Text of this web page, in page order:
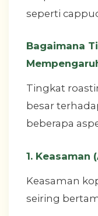
seperti
Bagaimana
Tingkat
besar
beberapa
1. Keasaman
Keasaman
seiring